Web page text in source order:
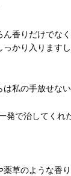
香りだけでな
かり入ります
私の手放せない
発で治してくれ
草のような香り